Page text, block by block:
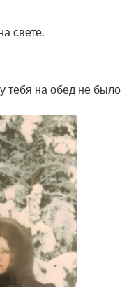
свете.
тебя на обед не было